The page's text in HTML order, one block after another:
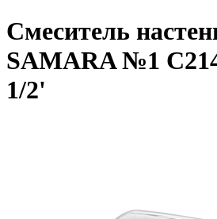
Смеситель
SAMARA №1
1/2'